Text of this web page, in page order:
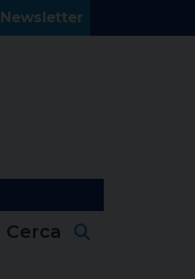
Newsletter
Cerca